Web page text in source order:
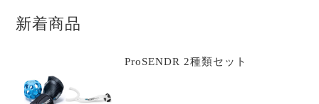
新着商品
ProSENDR 2種類セット